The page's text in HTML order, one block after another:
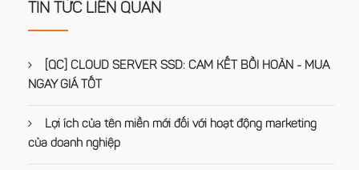
TIN TỨC LIÊN QUAN
[QC] CLOUD SERVER SSD: CAM KẾT BỒI HOÀN - MUA
NGAY GIÁ TỐT
Lợi ích của tên miền mới đối với hoạt động marketing
của doanh nghiệp